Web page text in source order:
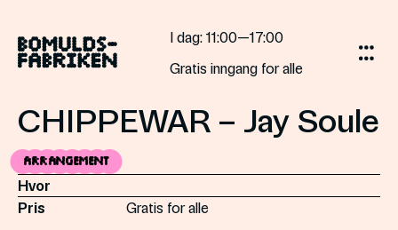
content
I dag: 11:00—17:00
Gratis inngang for alle
CHIPPEWAR – Jay Soule
Arrangement
Hvor
Pris
Gratis for alle